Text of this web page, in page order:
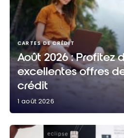
cartes de crédit
CARTES DE CRÉDIT
Août 2026 : Profitez
excellentes offres
crédit
1 août 2026